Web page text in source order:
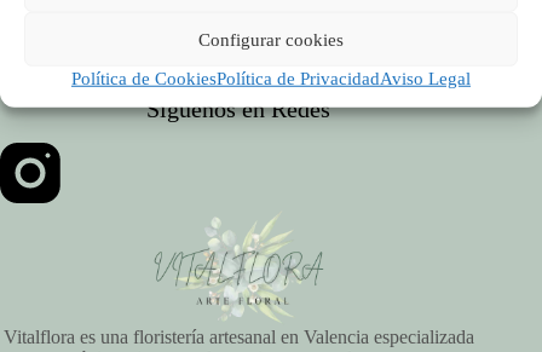
Configurar cookies
Política de CookiesPolítica de PrivacidadAviso Legal
Síguenos en Redes
Vitalflora es una floristería artesanal en Valencia especializada